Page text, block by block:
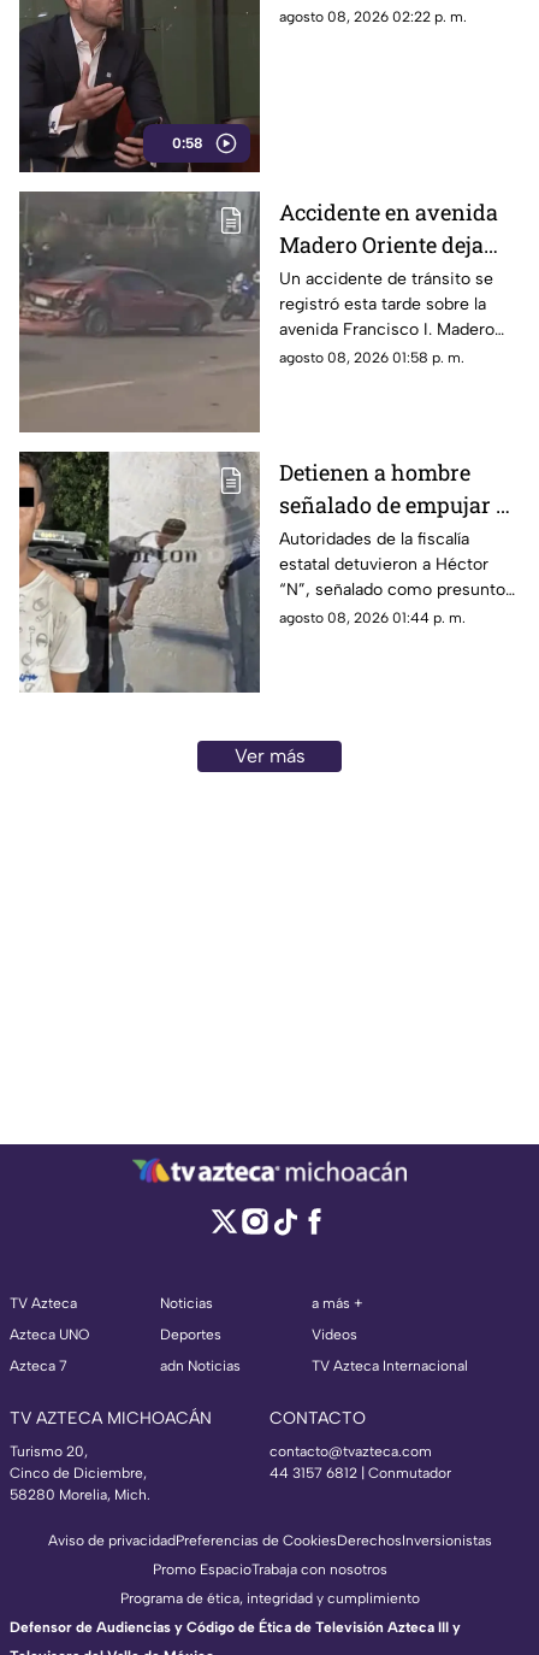
0:58
nuevos lineamientos
agosto 08, 2026 02:22 p. m.
Accidente en avenida
Madero Oriente deja
daños materiales en
Morelia
Un accidente de tránsito se
registró esta tarde sobre la
avenida Francisco I. Madero
Oriente, en Morelia, a la altura
agosto 08, 2026 01:58 p. m.
Detienen a hombre
señalado de empujar a
adulto mayor que
murió arrollado por
tráiler
Autoridades de la fiscalía
estatal detuvieron a Héctor
“N”, señalado como presunto
responsable de empujar a un
agosto 08, 2026 01:44 p. m.
Ver más
TV Azteca
Azteca UNO
Azteca 7
Noticias
Deportes
adn Noticias
a más +
Videos
TV Azteca Internacional
TV AZTECA MICHOACÁN
Turismo 20,
Cinco de Diciembre,
58280 Morelia, Mich.
CONTACTO
contacto@tvazteca.com
44 3157 6812 | Conmutador
Aviso de privacidadPreferencias de CookiesDerechosInversionistas
Promo EspacioTrabaja con nosotros
Programa de ética, integridad y cumplimiento
Defensor de Audiencias y Código de Ética de Televisión Azteca III y